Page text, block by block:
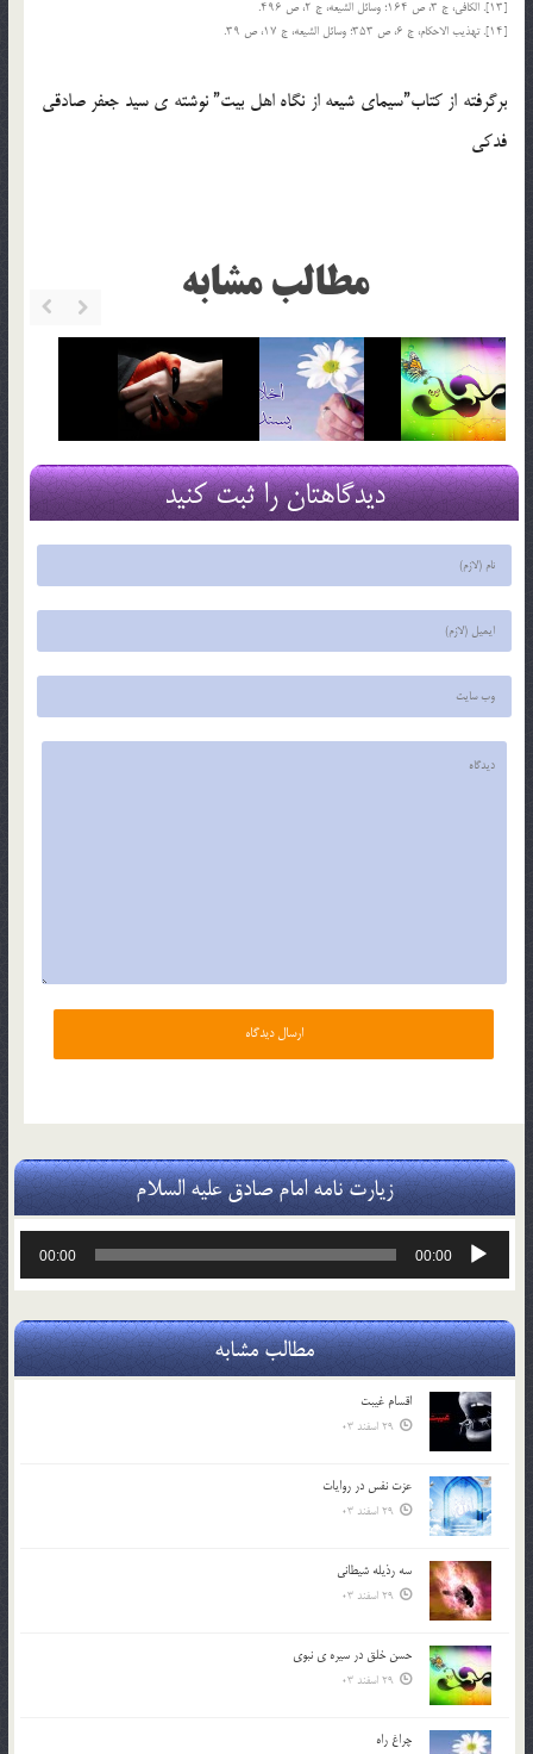
[۱۳]. الکافی، ج ۳، ص ۱۶۴؛ وسائل الشیعه، ج ۲، ص ۴۹۶.
[۱۴]. تهذیب الاحکام، ج ۶، ص ۳۵۳؛ وسائل الشیعه، ج ۱۷، ص ۳۹.
برگرفته از کتاب”سیمای شیعه از نگاه اهل بیت” نوشته ی سید جعفر صادقی
فدکی
مطالب مشابه
دیدگاهتان را ثبت کنید
زیارت نامه امام صادق علیه السلام
پخش‌کننده
00:00
00:00
مطالب مشابه
اقسام غيبت
29 اسفند 03
عزت نفس در روايات
29 اسفند 03
سه رذیله شیطانی
29 اسفند 03
حسن خلق در سيره ي نبوي
29 اسفند 03
چراغ راه